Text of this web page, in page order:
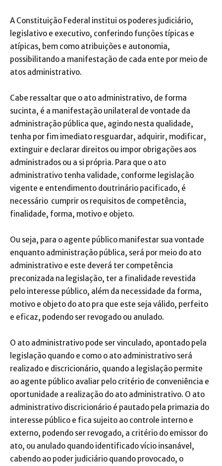
A Constituição Federal institui os poderes judiciário,
legislativo e executivo, conferindo funções típicas e
atípicas, bem como atribuições e autonomia,
possibilitando a manifestação de cada ente por meio de
atos administrativo.
Cabe ressaltar que o ato administrativo, de forma
sucinta, é a manifestação unilateral de vontade da
administração pública que, agindo nesta qualidade,
tenha por fim imediato resguardar, adquirir, modificar,
extinguir e declarar direitos ou impor obrigações aos
administrados ou a si própria. Para que o ato
administrativo tenha validade, conforme legislação
vigente e entendimento doutrinário pacificado, é
necessário cumprir os requisitos de competência,
finalidade, forma, motivo e objeto.
Ou seja, para o agente público manifestar sua vontade
enquanto administração pública, será por meio do ato
administrativo e este deverá ter competência
preconizada na legislação, ter a finalidade revestida
pelo interesse público, além da necessidade da forma,
motivo e objeto do ato pra que este seja válido, perfeito
e eficaz, podendo ser revogado ou anulado.
O ato administrativo pode ser vinculado, apontado pela
legislação quando e como o ato administrativo será
realizado e discricionário, quando a legislação permite
ao agente público avaliar pelo critério de conveniência e
oportunidade a realização do ato administrativo. O ato
administrativo discricionário é pautado pela primazia do
interesse público e fica sujeito ao controle interno e
externo, podendo ser revogado, a critério do emissor do
ato, ou anulado quando identificado vício insanável,
cabendo ao poder judiciário quando provocado, o